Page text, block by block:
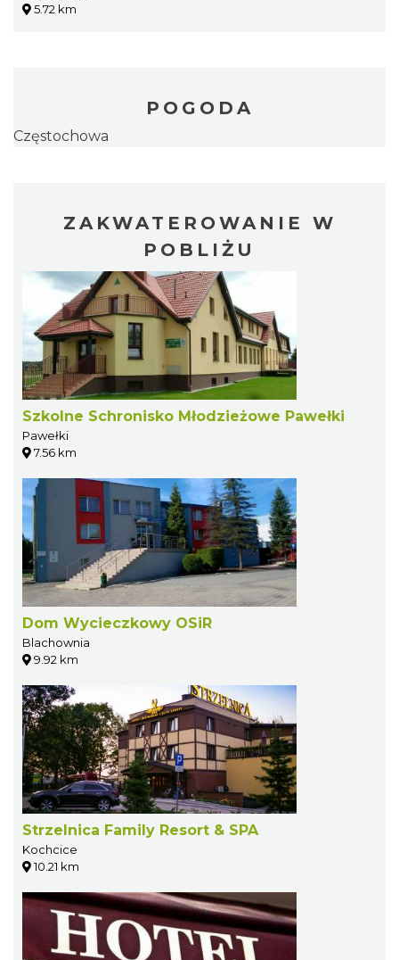
5.72 km
POGODA
Częstochowa
ZAKWATEROWANIE W
POBLIŻU
Szkolne Schronisko Młodzieżowe Pawełki
Pawełki
7.56 km
Dom Wycieczkowy OSiR
Blachownia
9.92 km
Strzelnica Family Resort & SPA
Kochcice
10.21 km